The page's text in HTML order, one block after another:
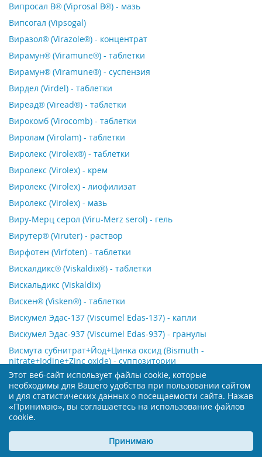
Випросал В® (Viprosal B®) - мазь
Випсогал (Vipsogal)
Виразол® (Virazole®) - концентрат
Вирамун® (Viramune®) - таблетки
Вирамун® (Viramune®) - суспензия
Вирдел (Virdel) - таблетки
Виреад® (Viread®) - таблетки
Вирокомб (Virocomb) - таблетки
Виролам (Virolam) - таблетки
Виролекс (Virolex®) - таблетки
Виролекс (Virolex) - крем
Виролекс (Virolex) - лиофилизат
Виролекс (Virolex) - мазь
Виру-Мерц серол (Viru-Merz serol) - гель
Вирутер® (Viruter) - раствор
Вирфотен (Virfoten) - таблетки
Вискалдикс® (Viskaldix®) - таблетки
Вискальдикс (Viskaldix)
Вискен® (Visken®) - таблетки
Вискумел Эдас-137 (Viscumel Edas-137) - капли
Вискумел Эдас-937 (Viscumel Edas-937) - гранулы
Висмута субнитрат+Йод+Цинка оксид (Bismuth ­
nitrate+Iodine+Zinc­ oxide) - суппозитории
Висмута субцитрат (Bismutum subcitratum)
Висмута трикалия дицитрат (Bismuthate tripotassium
dicitrate) - таблетки
Вита-Иодурол® (Vita-Iodurol®) - капли
Витабакт® (Vitabact®) - капли
Витагамма (Vitagamma) - раствор
Этот веб-сайт использует файлы cookie, которые
необходимы для Вашего удобства при пользовании сайтом
и для статистических данных о посещаемости сайта. Нажав
«Принимаю», вы соглашаетесь на использование файлов
cookie.
Принимаю